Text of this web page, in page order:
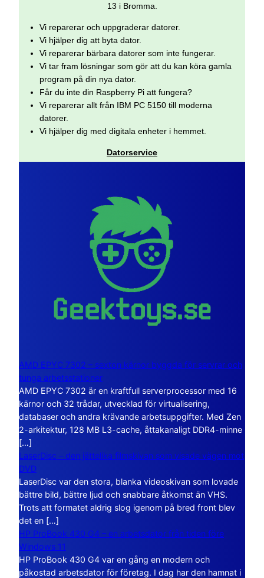
13 i Bromma.
Vi reparerar och uppgraderar datorer.
Vi hjälper dig att byta dator.
Vi reparerar bärbara datorer som inte fungerar.
Vi tar fram lösningar som gör att du kan köra gamla
program på din nya dator.
Får du inte din Raspberry Pi att fungera?
Vi reparerar allt från IBM PC 5150 till moderna
datorer.
Vi hjälper dig med digitala enheter i hemmet.
Datorservice
AMD EPYC 7302 – sexton kärnor byggda för servrar och
tunga arbetsstationer
AMD EPYC 7302 är en kraftfull serverprocessor med 16
kärnor och 32 trådar, utvecklad för virtualisering,
databaser och andra krävande arbetsuppgifter. Med Zen
2-arkitektur, 128 MB L3-cache, åttakanaligt DDR4-minne
[…]
LaserDisc – den jättelika filmskivan som visade vägen mot
DVD
LaserDisc var den stora, blanka videoskivan som lovade
bättre bild, bättre ljud och snabbare åtkomst än VHS.
Trots att formatet aldrig slog igenom på bred front blev
det en […]
HP ProBook 430 G4 – en arbetsdator från tiden före
Windows 11
HP ProBook 430 G4 var en gång en modern och
påkostad arbetsdator för företag. I dag har den hamnat i